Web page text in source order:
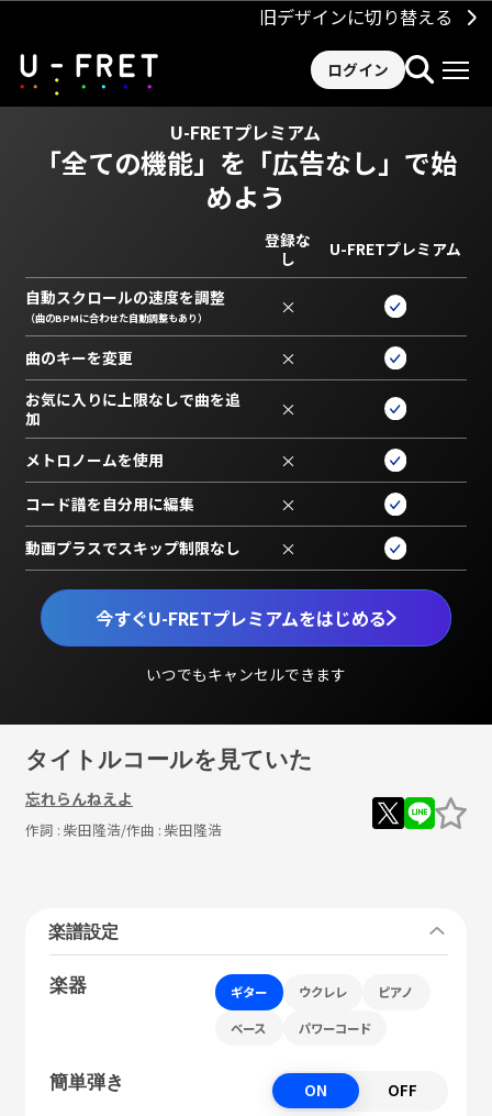
旧デザインに切り替える
ログイン
U-FRETプレミアム
「全ての機能」を 「広告なし」で始
めよう
今すぐU-FRETプレミアムをはじめる
いつでもキャンセルできます
登録な
し
U-FRETプレミアム
自動スクロールの速度を調整
（曲のBPMに合わせた自動調整もあり） ×
曲のキーを変更 ×
お気に入りに上限なしで曲を追
加
×
メトロノームを使用 ×
コード譜を自分用に編集 ×
動画プラスでスキップ制限なし ×
タイトルコールを見ていた
忘れらんねえよ
作詞 : 柴田隆浩/作曲 : 柴田隆浩
楽譜設定
楽器 ギター ウクレレ ピアノ
ベース パワーコード
簡単弾き ON OFF